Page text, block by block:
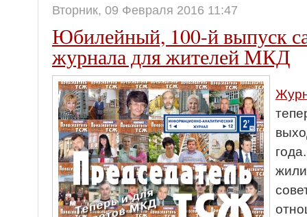
Вторник, 09 Февраля 2016 11:47
Юбилейный, 100-й выпуск
журнала для жителей МКД